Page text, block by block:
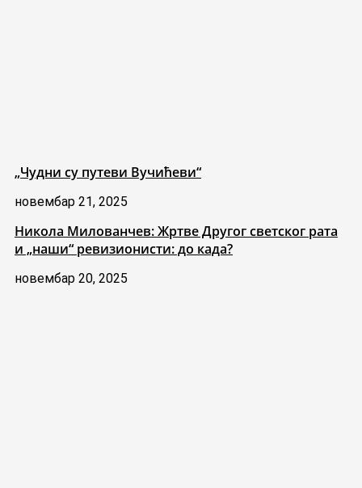
„Чудни су путеви Вучићеви“
новембар 21, 2025
Никола Милованчев: Жртве Другог светског рата
и „наши“ ревизионисти: до када?
новембар 20, 2025